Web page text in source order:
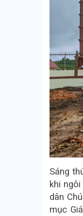
Sáng
khi
dân
mục